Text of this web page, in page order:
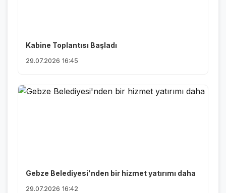
Kabine Toplantısı Başladı
29.07.2026 16:45
Gebze Belediyesi'nden bir hizmet yatırımı daha
29.07.2026 16:42